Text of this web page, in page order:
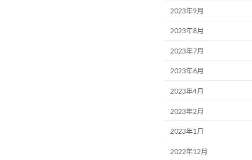
2023年9月
2023年8月
2023年7月
2023年6月
2023年4月
2023年2月
2023年1月
2022年12月